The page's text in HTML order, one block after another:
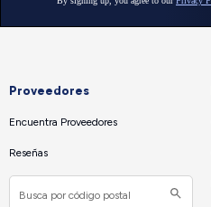
Proveedores
Encuentra Proveedores
Reseñas